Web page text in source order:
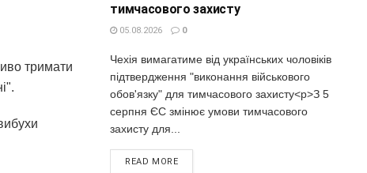
тримати
тимчасового захисту
05.08.2026 0
Чехія вимагатиме від українських чоловіків
підтвердження "виконання військового
обов'язку" для тимчасового захисту<p>З 5
серпня ЄС змінює умови тимчасового
захисту для...
READ MORE